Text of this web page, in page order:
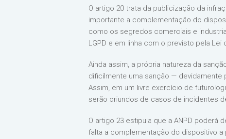
O artigo 20 trata da publicização da
importante a complementação do
como os segredos comerciais e
LGPD e em linha com o previsto pela Lei
Ainda assim, a própria natureza da
dificilmente uma sanção — devidamente
Assim, em um livre exercício de
serão oriundos de casos de incidentes
O artigo 23 estipula que a ANPD
falta a complementação do dispositivo